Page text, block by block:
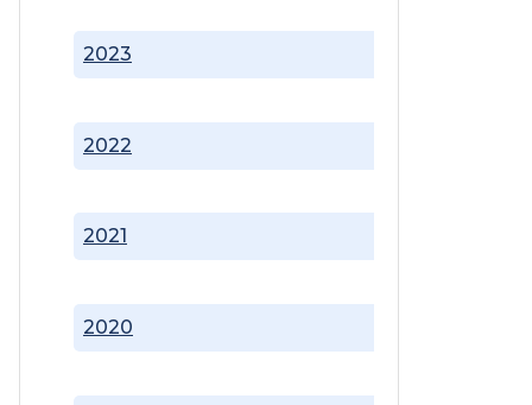
2020
2021
2022
2023